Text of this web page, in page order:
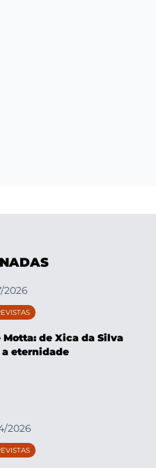
2026
Motta: de Xica da Silva
a eternidade
2026